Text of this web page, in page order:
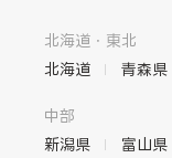
北海道・東北
北海道
青森県
中部
新潟県
富山県